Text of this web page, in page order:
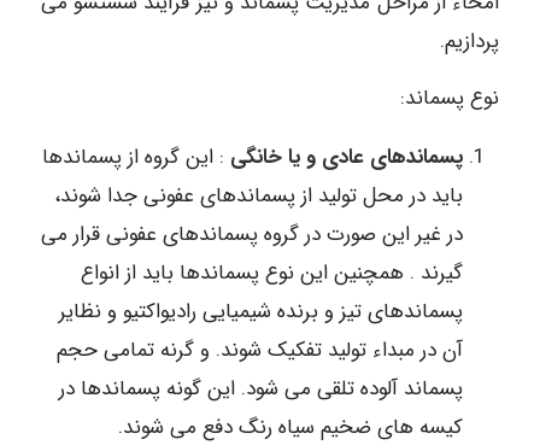
پردازیم.
نوع پسماند:
پسماندهای عادی و یا خانگی : این گروه از پسماندها
باید در محل تولید از پسماندهای عفونی جدا شوند،
در غیر این صورت در گروه پسماندهای عفونی قرار می
گیرند . همچنین این نوع پسماندها باید از انواع
پسماندهای تیز و برنده شیمیایی رادیواکتیو و نظایر
آن در مبداء تولید تفکیک شوند. و گرنه تمامی حجم
پسماند آلوده تلقی می شود. این گونه پسماندها در
کیسه های ضخیم سیاه رنگ دفع می شوند.